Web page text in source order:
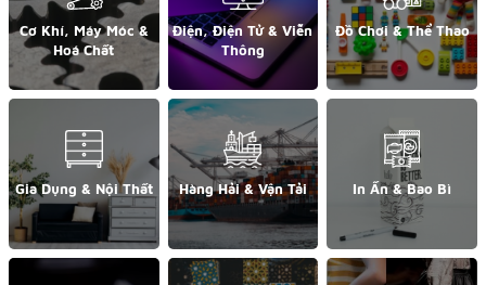
Cơ Khí, Máy Móc &
Hoá Chất
Điện, Điện Tử & Viễn
Thông
Đồ Chơi & Thể Thao
Gia Dụng & Nội Thất Hàng Hải & Vận Tải In Ấn & Bao Bì